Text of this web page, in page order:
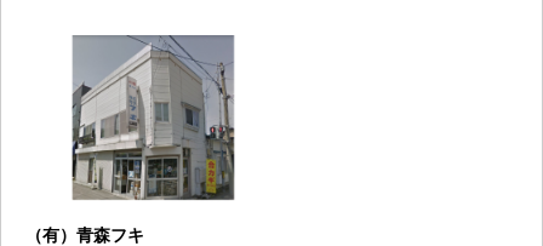
（有）青森フキ